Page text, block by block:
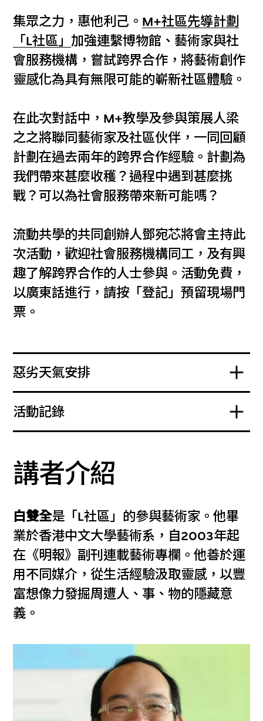
集眾之力，惠他利己。 M+社區先導計劃
「L社區」加強連繫博物館、藝術家與社
會服務機構，嘗試跨界合作，將藝術創作
靈感化為具有無限可能的嶄新社區體驗。
在此次對話中，M+教學及參與策展人梁
之之將聯同藝術家及社區伙伴，一同回顧
計劃在過去兩年的跨界合作經驗。計劃為
我們帶來甚麼收穫？過程中遇到甚麼挑
戰？可以為社會服務帶來新可能嗎？
流動共學的共同創辦人鄧宛芯將會主持此
次活動，歡迎社會服務機構同工，及有興
趣了解跨界合作的人士參與。活動免費，
以廣東話進行，請按「登記」預留現場門
票。
惡劣天氣安排
活動記錄
講者介紹
白雙全是「L社區」的參與藝術家。他畢
業於香港中文大學藝術系，自2003年起
在《明報》副刊連載藝術專欄。他善於運
用不同媒介，從生活經驗汲取靈感，以豐
富想像力發掘周遭人、事、物的隱藏意
義。